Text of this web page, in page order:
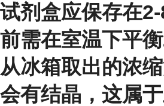
试剂盒应保存在2-
前需在室温下平衡
从冰箱取出的浓
会有结晶，这属